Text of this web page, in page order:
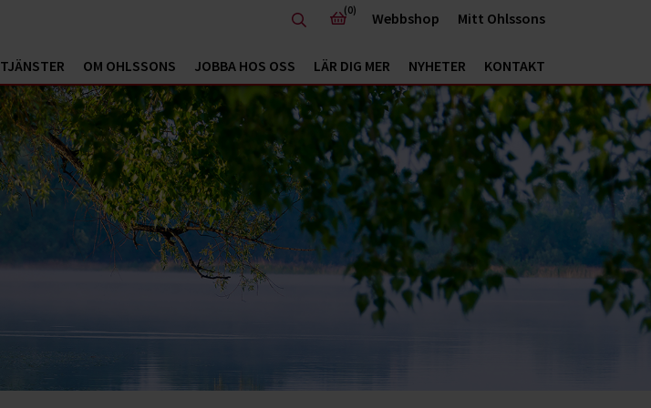
TJÄNSTER OM OHLSSONS JOBBA HOS OSS LÄR DIG MER NYHETER KONTAKT
(0) Webbshop Mitt Ohlssons